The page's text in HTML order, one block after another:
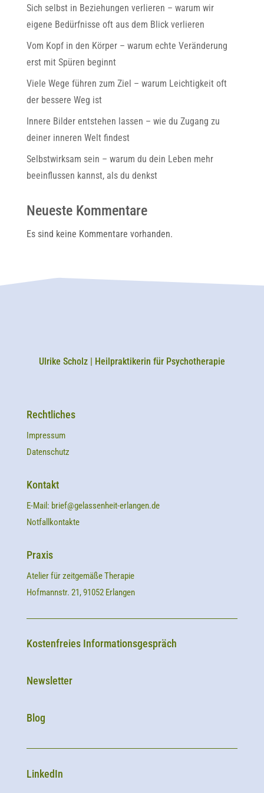
Sich selbst in Beziehungen verlieren – warum wir
eigene Bedürfnisse oft aus dem Blick verlieren
Vom Kopf in den Körper – warum echte Veränderung
erst mit Spüren beginnt
Viele Wege führen zum Ziel – warum Leichtigkeit oft
der bessere Weg ist
Innere Bilder entstehen lassen – wie du Zugang zu
deiner inneren Welt findest
Selbstwirksam sein – warum du dein Leben mehr
beeinflussen kannst, als du denkst
Neueste Kommentare
Es sind keine Kommentare vorhanden.
Ulrike Scholz | Heilpraktikerin für Psychotherapie
Rechtliches
Impressum
Datenschutz
Kontakt
E-Mail: brief@gelassenheit-erlangen.de
Notfallkontakte
Praxis
Atelier für zeitgemäße Therapie
Hofmannstr. 21, 91052 Erlangen
Kostenfreies Informationsgespräch
Newsletter
Blog
LinkedIn